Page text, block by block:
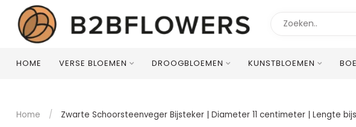
HOME VERSE BLOEMEN DROOGBLOEMEN KUNSTBLOEMEN
Home / Zwarte Schoorsteenveger Bijsteker | Diameter 11 centimeter | Lengte